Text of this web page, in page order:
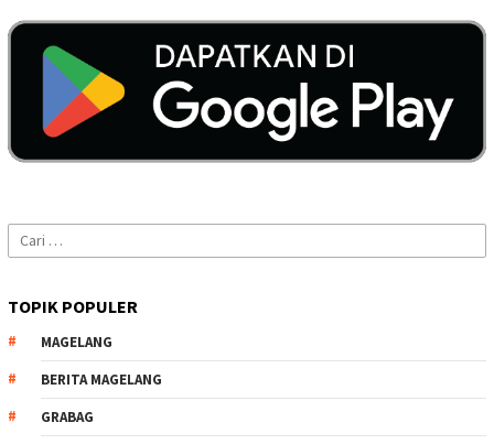
Cari
untuk:
TOPIK POPULER
MAGELANG
BERITA MAGELANG
GRABAG